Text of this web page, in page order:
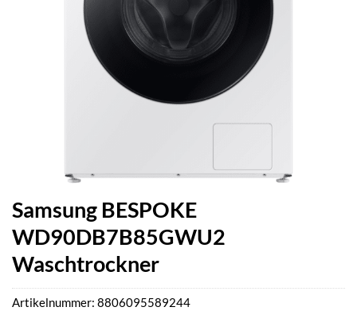
Samsung BESPOKE
WD90DB7B85GWU2
Waschtrockner
Artikelnummer: 8806095589244